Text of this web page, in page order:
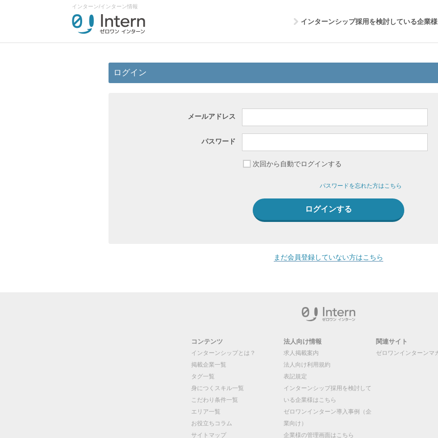
インターン/インターン情報
インターンシップ採用を検討している企業
ログイン
メールアドレス
パスワード
次回から自動でログインする
パスワードを忘れた方はこちら
まだ会員登録していない方はこちら
コンテンツ
インターンシップとは？
掲載企業一覧
タグ一覧
身につくスキル一覧
こだわり条件一覧
エリア一覧
お役立ちコラム
サイトマップ
法人向け情報
求人掲載案内
法人向け利用規約
表記規定
インターンシップ採用を検討して
いる企業様はこちら
ゼロワンインターン導入事例（企
業向け）
企業様の管理画面はこちら
関連サイト
ゼロワンインターンマ